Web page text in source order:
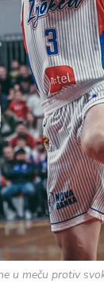
u meču protiv